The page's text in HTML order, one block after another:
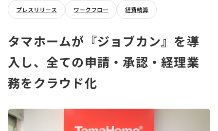
プレスリリース ワークフロー 経費精算
タマホームが『ジョブカン』を導
入し、全ての申請・承認・経理業
務をクラウド化